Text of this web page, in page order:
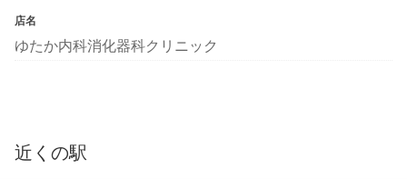
店名
ゆたか内科消化器科クリニック
近くの駅